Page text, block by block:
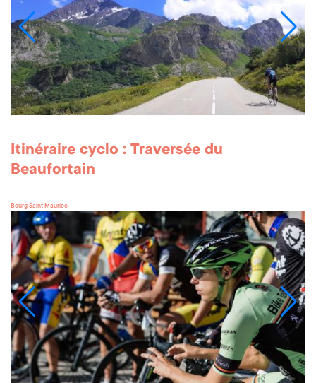
Itinéraire cyclo : Traversée du
Beaufortain
Bourg Saint Maurice